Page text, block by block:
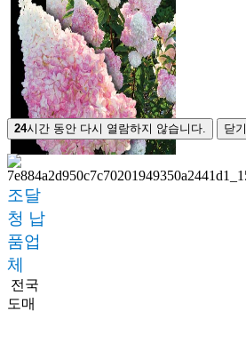
24시간 동안 다시 열람하지 않습니다. 닫기
조달
청 납
품업
체
전국
도매